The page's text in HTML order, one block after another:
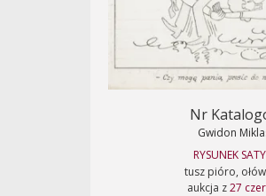
Nr
Gwidon
RYSUNEK
tusz pióro,
aukcja z27